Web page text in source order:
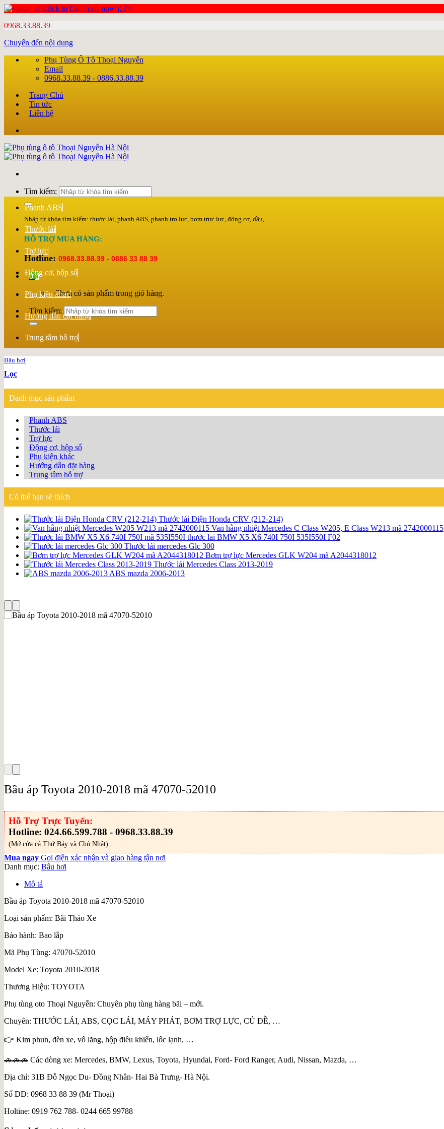
0968.33.88.39
Chuyển đến nội dung
Phụ Tùng Ô Tô Thoại Nguyễn
Email
0968.33.88.39 - 0886.33.88.39
Trang Chủ
Tin tức
Liên hệ
Tìm kiếm:
Nhập từ khóa tìm kiếm: thước lái, phanh ABS, phanh trợ lực, bơm trực lực, động cơ, dầu,...
HỖ TRỢ MUA HÀNG:
Hotline: 0968.33.88.39 - 0886 33 88 39
0₫
Chưa có sản phẩm trong giỏ hàng.
Tìm kiếm:
Phanh ABS
Thước lái
Trợ lực
Động cơ, hộp số
Phụ kiện khác
Hướng dẫn đặt hàng
Trung tâm hỗ trợ
Bâu hơi
Lọc
Danh mục sản phẩm
Phanh ABS
Thước lái
Trợ lực
Động cơ, hộp số
Phụ kiện khác
Hướng dẫn đặt hàng
Trung tâm hỗ trợ
Có thể bạn sẽ thích
Thước lái Điện Honda CRV (212-214)
Van hằng nhiệt Mercedes C Class W205, E Class W213 mã 2742000115
thước lai BMW X5 X6 740I 750I 535I550I F02
Thước lái mercedes Glc 300
Bơm trợ lực Mercedes GLK W204 mã A2044318012
Thước lái Mercedes Class 2013-2019
ABS mazda 2006-2013
Bầu áp Toyota 2010-2018 mã 47070-52010
Hỗ Trợ Trực Tuyến:
Hotline: 024.66.599.788 - 0968.33.88.39
(Mở cửa cả Thứ Bảy và Chủ Nhật)
Mua ngay Gọi điện xác nhận và giao hàng tận nơi
Danh mục: Bâu hơi
Mô tả
Bầu áp Toyota 2010-2018 mã 47070-52010
Loại sản phẩm: Bãi Tháo Xe
Bảo hành: Bao lắp
Mã Phụ Tùng: 47070-52010
Model Xe: Toyota 2010-2018
Thương Hiệu: TOYOTA
Phụ tùng oto Thoại Nguyễn: Chuyên phụ tùng hàng bãi – mới.
Chuyên: THƯỚC LÁI, ABS, CỌC LÁI, MÁY PHÁT, BƠM TRỢ LỰC, CỦ ĐỀ, …
👉 Kim phun, đèn xe, vô lăng, hộp điều khiển, lốc lạnh, …
🚗🚗🚗 Các dòng xe: Mercedes, BMW, Lexus, Toyota, Hyundai, Ford- Ford Ranger, Audi, Nissan, Mazda, …
Địa chỉ: 31B Đỗ Ngọc Du- Đồng Nhân- Hai Bà Trưng- Hà Nội.
Số DĐ: 0968 33 88 39 (Mr Thoại)
Holtine: 0919 762 788- 0244 665 99788